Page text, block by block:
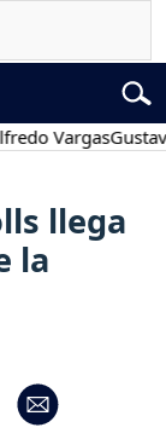
VargasGustavo
llega
la